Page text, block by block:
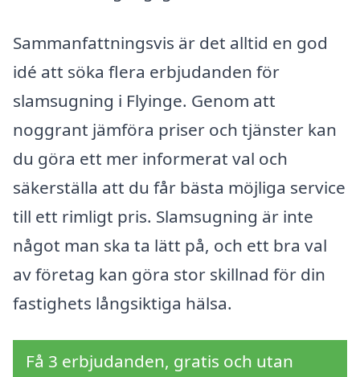
Sammanfattningsvis är det alltid en god
idé att söka flera erbjudanden för
slamsugning i Flyinge. Genom att
noggrant jämföra priser och tjänster kan
du göra ett mer informerat val och
säkerställa att du får bästa möjliga service
till ett rimligt pris. Slamsugning är inte
något man ska ta lätt på, och ett bra val
av företag kan göra stor skillnad för din
fastighets långsiktiga hälsa.
Få 3 erbjudanden, gratis och utan